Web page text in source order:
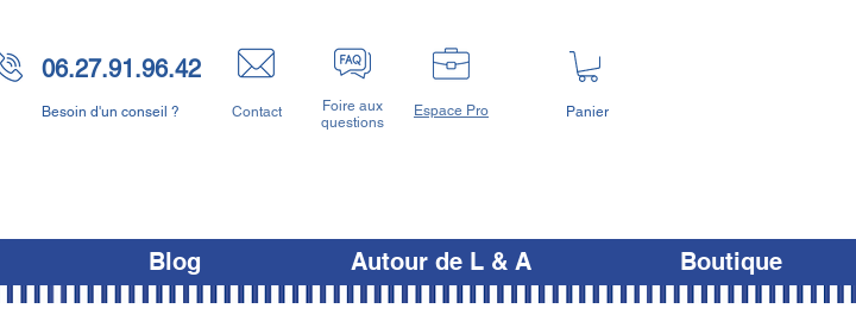
06.27.91.96.42
Besoin d'un conseil ? Contact
Foire aux
questions
Espace Pro Panier
Blog Autour de L & A Boutique